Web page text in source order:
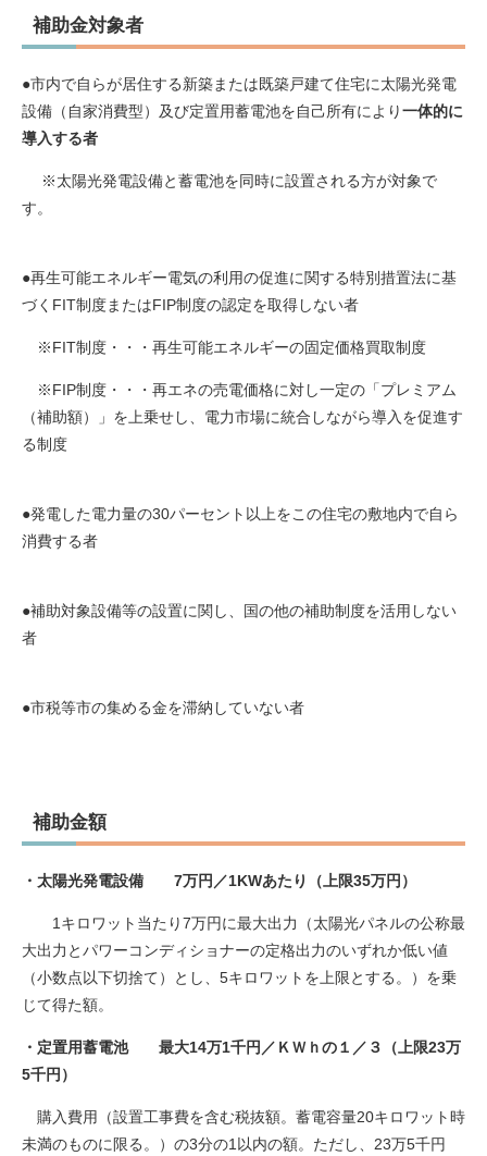
補助金対象者
●市内で自らが居住する新築または既築戸建て住宅に太陽光発電
設備（自家消費型）及び定置用蓄電池を自己所有により一体的に
導入する者
※太陽光発電設備と蓄電池を同時に設置される方が対象で
す。
●再生可能エネルギー電気の利用の促進に関する特別措置法に基
づくFIT制度またはFIP制度の認定を取得しない者
※FIT制度・・・再生可能エネルギーの固定価格買取制度
※FIP制度・・・再エネの売電価格に対し一定の「プレミアム
（補助額）」を上乗せし、電力市場に統合しながら導入を促進す
る制度
●発電した電力量の30パーセント以上をこの住宅の敷地内で自ら
消費する者
●補助対象設備等の設置に関し、国の他の補助制度を活用しない
者
●市税等市の集める金を滞納していない者​
補助金額
・太陽光発電設備 7万円／1KWあたり（上限35万円）
1キロワット当たり7万円に最大出力（太陽光パネルの公称最
大出力とパワーコンディショナーの定格出力のいずれか低い値
（小数点以下切捨て）とし、5キロワットを上限とする。）を乗
じて得た額​。
・定置用蓄電池 最大14万1千円／ＫＷｈの１／３（上限23万
5千円）
​ 購入費用（設置工事費を含む税抜額。蓄電容量20キロワット時
未満のものに限る。）の3分の1以内の額。ただし、23万5千円